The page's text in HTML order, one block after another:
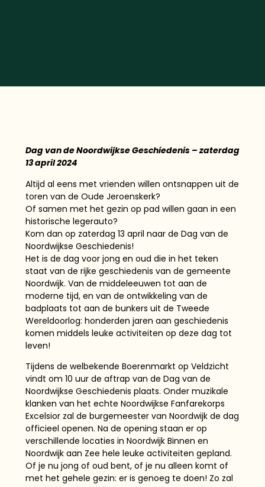
Dag van de Noordwijkse Geschiedenis – zaterdag
13 april 2024
Altijd al eens met vrienden willen ontsnappen uit de
toren van de Oude Jeroenskerk?
Of samen met het gezin op pad willen gaan in een
historische legerauto?
Kom dan op zaterdag 13 april naar de Dag van de
Noordwijkse Geschiedenis!
Het is de dag voor jong en oud die in het teken
staat van de rijke geschiedenis van de gemeente
Noordwijk. Van de middeleeuwen tot aan de
moderne tijd, en van de ontwikkeling van de
badplaats tot aan de bunkers uit de Tweede
Wereldoorlog: honderden jaren aan geschiedenis
komen middels leuke activiteiten op deze dag tot
leven!
Tijdens de welbekende Boerenmarkt op Veldzicht
vindt om 10 uur de aftrap van de Dag van de
Noordwijkse Geschiedenis plaats. Onder muzikale
klanken van het echte Noordwijkse Fanfarekorps
Excelsior zal de burgemeester van Noordwijk de dag
officieel openen. Na de opening staan er op
verschillende locaties in Noordwijk Binnen en
Noordwijk aan Zee hele leuke activiteiten gepland.
Of je nu jong of oud bent, of je nu alleen komt of
met het gehele gezin: er is genoeg te doen! Zo zal